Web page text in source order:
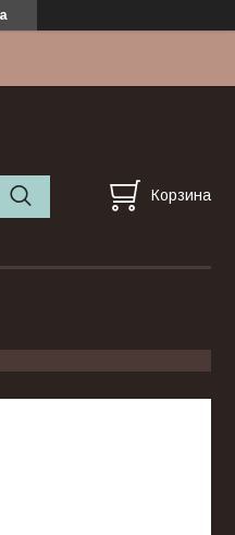
Корзина